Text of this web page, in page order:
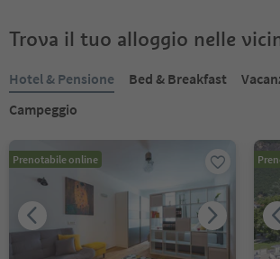
Trova il tuo alloggio nelle
Hotel & Pensione Bed & Breakfast
Campeggio
Prenotabile online